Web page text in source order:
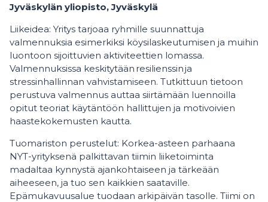
Jyväskylän yliopisto, Jyväskylä
Liikeidea: Yritys tarjoaa ryhmille suunnattuja
valmennuksia esimerkiksi köysilaskeutumisen ja muihin
luontoon sijoittuvien aktiviteettien lomassa.
Valmennuksissa keskitytään resilienssin ja
stressinhallinnan vahvistamiseen. Tutkittuun tietoon
perustuva valmennus auttaa siirtämään luennoilla
opitut teoriat käytäntöön hallittujen ja motivoivien
haastekokemusten kautta.
Tuomariston perustelut: Korkea-asteen parhaana
NYT-yrityksenä palkittavan tiimin liiketoiminta
madaltaa kynnystä ajankohtaiseen ja tärkeään
aiheeseen, ja tuo sen kaikkien saataville.
Epämukavuusalue tuodaan arkipäivän tasolle. Tiimi on